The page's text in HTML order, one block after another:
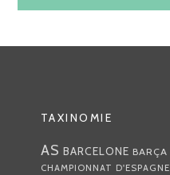
TAXINOMIE
AS BARCELONE BARÇA
CHAMPIONNAT D'ESPAGNE